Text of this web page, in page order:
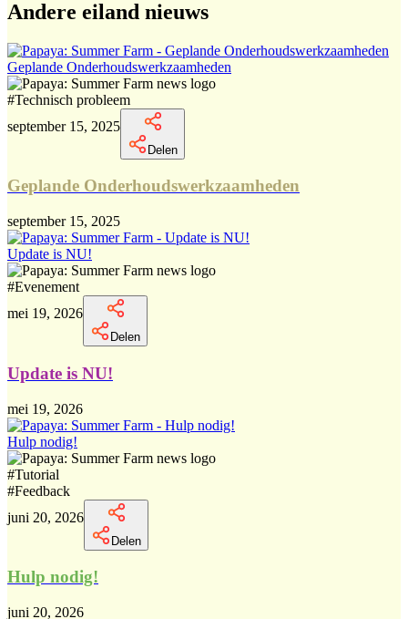
Andere eiland nieuws
Geplande Onderhoudswerkzaamheden
#Technisch probleem
september 15, 2025
Delen
Geplande Onderhoudswerkzaamheden
september 15, 2025
Update is NU!
#Evenement
mei 19, 2026
Delen
Update is NU!
mei 19, 2026
Hulp nodig!
#Tutorial
#Feedback
juni 20, 2026
Delen
Hulp nodig!
juni 20, 2026